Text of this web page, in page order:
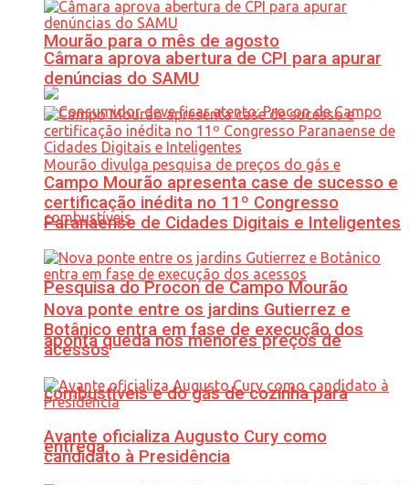
Mourão para o mês de agosto
Pesquisa do Procon de Campo Mourão
aponta queda nos menores preços de
combustíveis e do gás de cozinha para
entrega
Câmara aprova abertura de CPI para apurar
denúncias do SAMU
Campo Mourão apresenta case de sucesso e
certificação inédita no 11º Congresso
Paranaense de Cidades Digitais e Inteligentes
Nova ponte entre os jardins Gutierrez e
Botânico entra em fase de execução dos
acessos
Avante oficializa Augusto Cury como
candidato à Presidência